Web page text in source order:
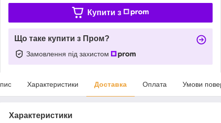
Купити з
Що таке купити з Пром?
Замовлення під захистом
Характеристики Доставка Оплата Умови
Характеристики